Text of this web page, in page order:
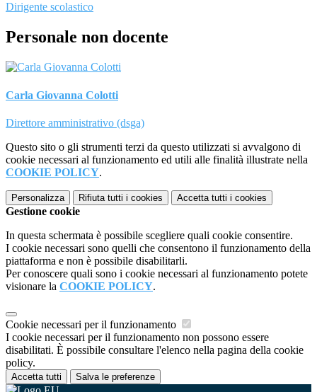
Dirigente scolastico
Personale non docente
Carla Giovanna Colotti
Direttore amministrativo (dsga)
Questo sito o gli strumenti terzi da questo utilizzati si avvalgono di
cookie necessari al funzionamento ed utili alle finalità illustrate nella
COOKIE POLICY.
Personalizza Rifiuta tutti i cookies Accetta tutti i cookies
Gestione cookie
In questa schermata è possibile scegliere quali cookie consentire.
I cookie necessari sono quelli che consentono il funzionamento della
piattaforma e non è possibile disabilitarli.
Per conoscere quali sono i cookie necessari al funzionamento potete
visionare la COOKIE POLICY.
Cookie necessari per il funzionamento
I cookie necessari per il funzionamento non possono essere
disabilitati. È possibile consultare l'elenco nella pagina della cookie
policy.
Accetta tutti Salva le preferenze